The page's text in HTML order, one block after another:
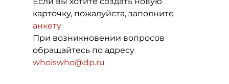
карточку, пожалуйста, заполните
анкету
При возникновении вопросов
обращайтесь по адресу
whoiswho@dp.ru